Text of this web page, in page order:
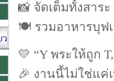
📸 จัดเต็มทั้งสาร
🍽️ รวมอาหารบุฟ
💛 “Y พระให้ถูก
🎉 งานนี้ไม่ใช่แ